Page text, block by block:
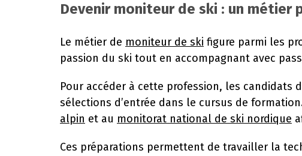
Devenir moniteur de ski : un métier
Le métier de moniteur de ski figure parmi les
passion du ski tout en accompagnant avec
Pour accéder à cette profession, les candidats
sélections d’entrée dans le cursus de
alpin et au monitorat national de ski nordique
Ces préparations permettent de travailler la